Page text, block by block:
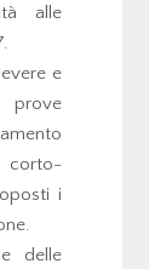
alle
e
i
delle